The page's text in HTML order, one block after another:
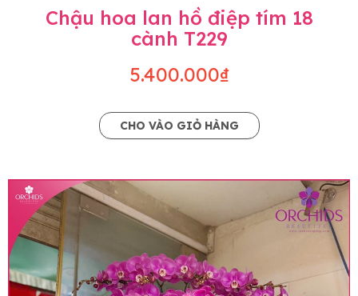
Chậu hoa lan hồ điệp tím 18
cành T229
5.400.000₫
CHO VÀO GIỎ HÀNG